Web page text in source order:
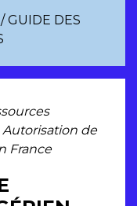
/GUIDE DES
Autorisation de
France